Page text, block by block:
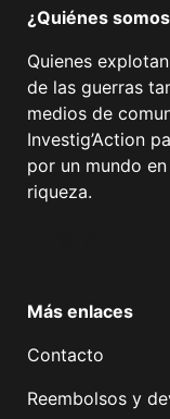
¿Quiénes
Quienes
de las guerras
medios de
Investig’Action
por un mundo
riqueza.
Más enlaces
Contacto
Reembolsos y